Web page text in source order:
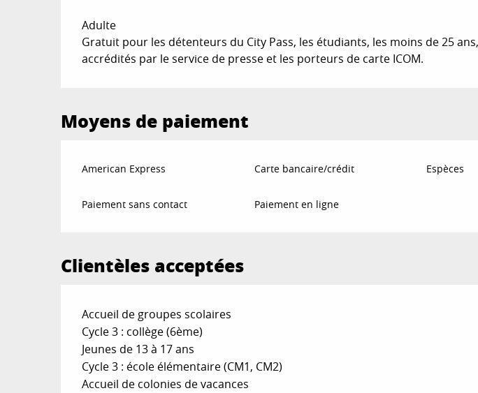
Adulte
Gratuit pour les détenteurs du City Pass, les étudiants, les moins de 25
accrédités par le service de presse et les porteurs de carte ICOM.
Moyens de paiement
American Express Carte bancaire/crédit Espèces
Paiement sans contact Paiement en ligne
Clientèles acceptées
Accueil de groupes scolaires
Cycle 3 : collège (6ème)
Jeunes de 13 à 17 ans
Cycle 3 : école élémentaire (CM1, CM2)
Accueil de colonies de vacances